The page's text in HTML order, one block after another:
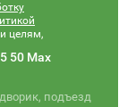
целям,
50 Max
подъезд